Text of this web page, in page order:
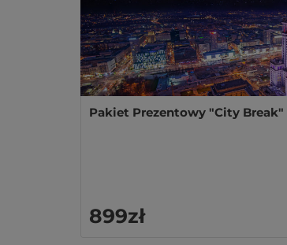
Pakiet Prezentowy "City Break"
899zł